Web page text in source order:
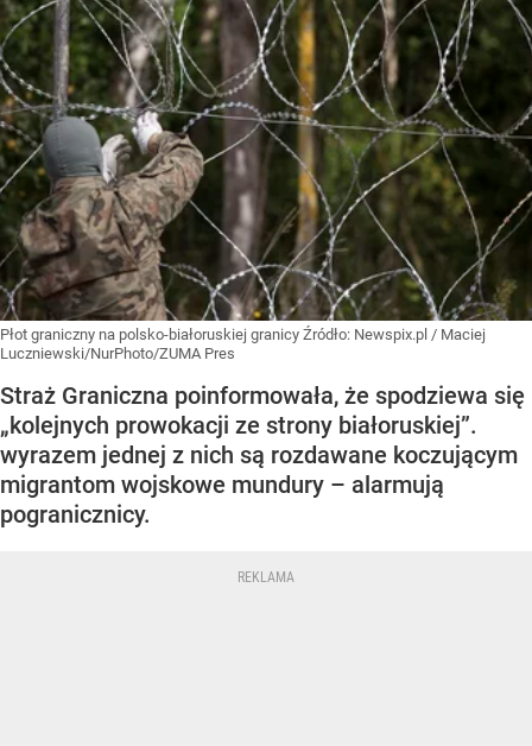
Płot graniczny na polsko-białoruskiej granicy Źródło: Newspix.pl / Maciej
Luczniewski/NurPhoto/ZUMA Pres
Straż Graniczna poinformowała, że spodziewa się
„kolejnych prowokacji ze strony białoruskiej”.
wyrazem jednej z nich są rozdawane koczującym
migrantom wojskowe mundury – alarmują
pogranicznicy.